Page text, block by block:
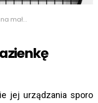
łazienkę
jej urządzania sporo